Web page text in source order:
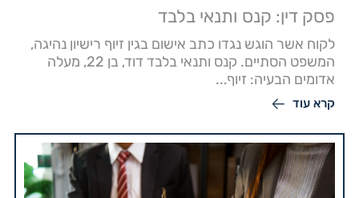
פסק דין: קנס ותנאי בלבד
לקוח אשר הוגש נגדו כתב אישום בגין זיוף רישיון נהיגה,
המשפט הסתיים. קנס ותנאי בלבד דוד, בן 22, מעלה
אדומים הבעיה: זיוף...
קרא עוד